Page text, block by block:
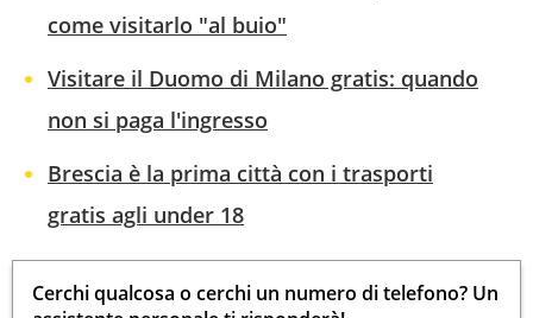
come visitarlo "al buio"
Visitare il Duomo di Milano gratis: quando
non si paga l'ingresso
Brescia è la prima città con i trasporti
gratis agli under 18
Cerchi qualcosa o cerchi un numero di telefono? Un